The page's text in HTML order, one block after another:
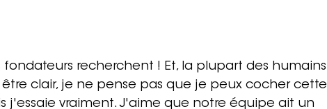
recherchent ! Et, la plupart des humains
être clair, je ne pense pas que je peux cocher cette
j'essaie vraiment. J'aime que notre équipe ait un